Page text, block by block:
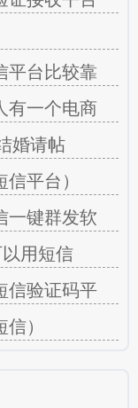
平台比较靠
有一个电商
婚请帖
平台）
一键群发软
用短信
信验证码平
）